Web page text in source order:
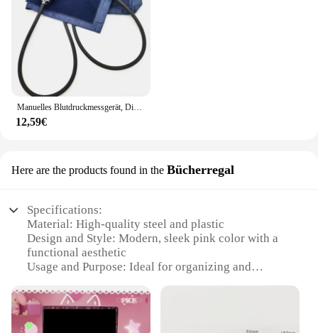
Manuelles Blutdruckmessgerät, Diastolisches Blutdruckmessgerät, Arzt, Stethoskop, Blutdruckmessgerät, Manschette für Zuhause
12,59€
Here are the products found in the Bücherregal
Specifications:
Material: High-quality steel and plastic
Design and Style: Modern, sleek pink color with a
functional aesthetic
Usage and Purpose: Ideal for organizing and
Typical Adaptive Scenario: Home office, study
room, or creative workspace
Shape or Size or Weight or Quantity: Compact and